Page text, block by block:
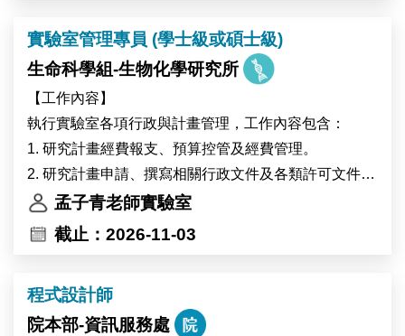
invites applications for a full-time Research Assistant
position.
The laboratory is located on the main campus of
Academia Sinica in Taipei, Taiwan. IPMB is home to
nearly 300 researchers and staff members from Taiwan
and more than 15 other countries. The institute
provides state-of-the-art core facilities in cell biology,
microscopy, high-performance computing, and multi-
omics analysis, offering an excellent environment for
The successful candidate will participate in research
on plant–environment interactions. Using plant
and papers.
實驗室管理專員 (學士級或碩士級)
生命科學組-生物化學研究所
【工作內容】
執行實驗室各項行政與計畫管理，工作內容包含：
1. 研究計畫經費報支、預算控管及經費管理。
2. 研究計畫申請、撰寫相關行政文件及各類許可文件之
準備
3. 辦理主管交辦事項。
孟子青老師實驗室
截止：2026-11-03
程式設計師
院本部-資訊服務處